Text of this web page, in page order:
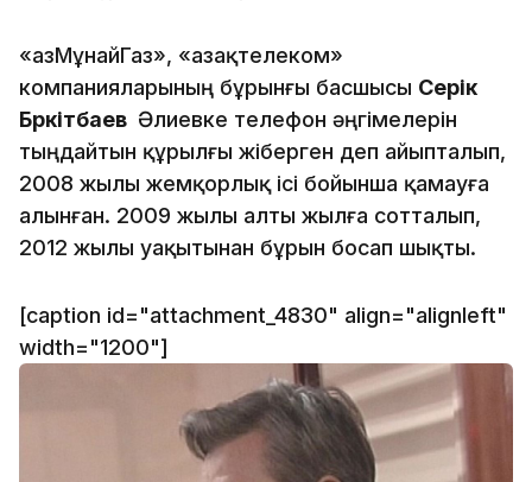
«ҚазМұнайГаз», «Қазақтелеком»
компанияларының бұрынғы басшысы Серік
Бүркітбаев Әлиевке телефон әңгімелерін
тыңдайтын құрылғы жіберген деп айыпталып,
2008 жылы жемқорлық ісі бойынша қамауға
алынған. 2009 жылы алты жылға сотталып,
2012 жылы уақытынан бұрын босап шықты.
[caption id="attachment_4830" align="alignleft"
width="1200"]